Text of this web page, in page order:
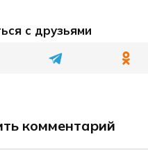
с друзьями
комментарий